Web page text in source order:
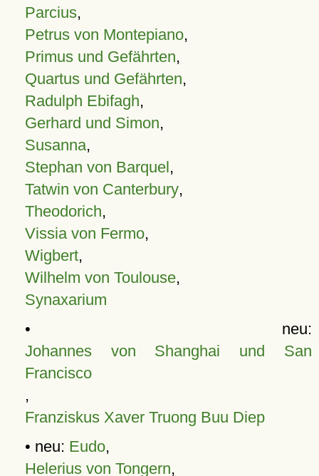
Parcius,
Petrus von Montepiano,
Primus und Gefährten,
Quartus und Gefährten,
Radulph Ebifagh,
Gerhard und Simon,
Susanna,
Stephan von Barquel,
Tatwin von Canterbury,
Theodorich,
Vissia von Fermo,
Wigbert,
Wilhelm von Toulouse,
Synaxarium
• neu:
Johannes von Shanghai und San
Francisco
,
Franziskus Xaver Truong Buu Diep
• neu: Eudo,
Helerius von Tongern,